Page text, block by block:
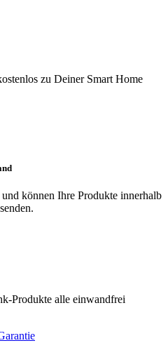
zu Deiner Smart Home
können Ihre Produkte innerhalb
Produkte alle einwandfrei